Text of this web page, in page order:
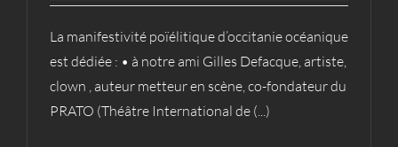
La manifestivité poïélitique d’occitanie océanique
est dédiée : • à notre ami Gilles Defacque, artiste,
clown , auteur metteur en scène, co-fondateur du
PRATO (Théâtre International de (...)